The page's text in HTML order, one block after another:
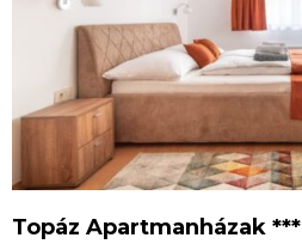
Topáz Apartmanházak ***